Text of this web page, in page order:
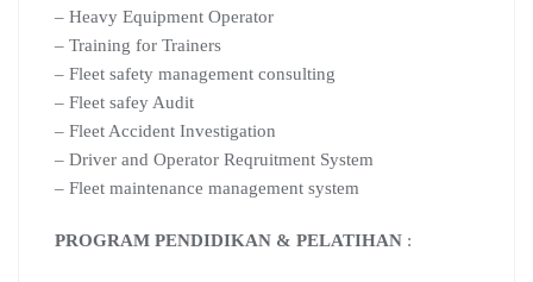
– Heavy Equipment Operator
– Training for Trainers
– Fleet safety management consulting
– Fleet safey Audit
– Fleet Accident Investigation
– Driver and Operator Reqruitment System
– Fleet maintenance management system
PROGRAM PENDIDIKAN & PELATIHAN :